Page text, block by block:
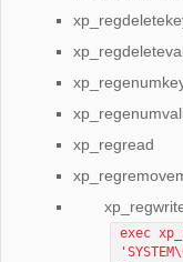
xp_regread
exec